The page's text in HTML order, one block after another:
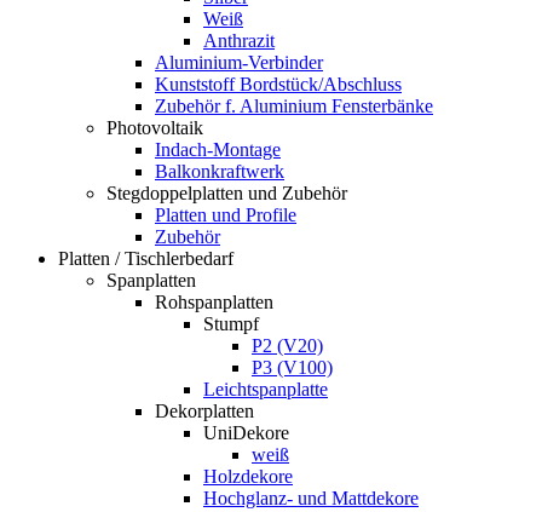
Weiß
Anthrazit
Aluminium-Verbinder
Kunststoff Bordstück/Abschluss
Zubehör f. Aluminium Fensterbänke
Photovoltaik
Indach-Montage
Balkonkraftwerk
Stegdoppelplatten und Zubehör
Platten und Profile
Zubehör
Platten / Tischlerbedarf
Spanplatten
Rohspanplatten
Stumpf
P2 (V20)
P3 (V100)
Leichtspanplatte
Dekorplatten
UniDekore
weiß
Holzdekore
Hochglanz- und Mattdekore